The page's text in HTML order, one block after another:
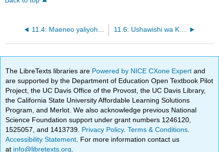
11.4: Maeneo yaliyohifadhiwa 11.6: Ushawishi wa Kiuchumi juu ya Uhifadhi
The LibreTexts libraries are Powered by NICE CXone Expertand
are supported by the Department of Education Open Textbook Pilot
Project, the UC Davis Office of the Provost, the UC Davis Library,
the California State University Affordable Learning Solutions
Program, and Merlot. We also acknowledge previous National
Science Foundation support under grant numbers 1246120,
1525057, and 1413739. Privacy Policy.Terms & Conditions
Accessibility Statement . For more information contact us
at info@libretexts.org